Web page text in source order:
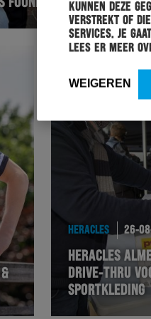
kunnen deze
verstrekt of die
services. Je
Lees er meer
WEIGEREN
FOUNDATION
HERACLES 26-
HERACLES
DRIVE-THRU
SPORTKLEDING